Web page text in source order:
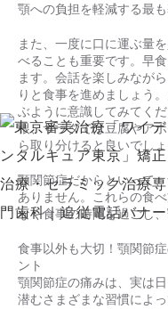
顎への負担を軽減する最も
また、一度に口に運ぶ量
べることも重要です。早
ます。会話を楽しみなが
りと食事を進めましょう
ぶように意識してみてく
根、サラダでは豆腐やア
ら取り分けると良いでしょ
顎関節症だからといって
ありません。これらの食
なく食事の時間を過ごし
食事以外も大切！顎関節
ント
顎関節症の痛みは、実は
潜むさまざまな習慣によ